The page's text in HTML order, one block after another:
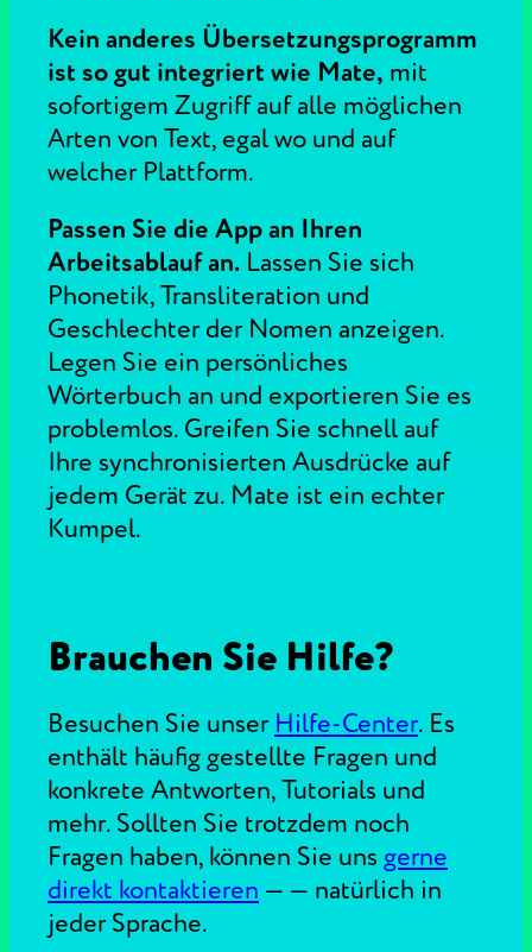
Kein anderes Übersetzungsprogramm
ist so gut integriert wie Mate, mit
sofortigem Zugriff auf alle möglichen
Arten von Text, egal wo und auf
welcher Plattform.
Passen Sie die App an Ihren
Arbeitsablauf an. Lassen Sie sich
Phonetik, Transliteration und
Geschlechter der Nomen anzeigen.
Legen Sie ein persönliches
Wörterbuch an und exportieren Sie es
problemlos. Greifen Sie schnell auf
Ihre synchronisierten Ausdrücke auf
jedem Gerät zu. Mate ist ein echter
Kumpel.
Brauchen Sie Hilfe?
Besuchen Sie unser Hilfe-Center. Es
enthält häufig gestellte Fragen und
konkrete Antworten, Tutorials und
mehr. Sollten Sie trotzdem noch
Fragen haben, können Sie uns gerne
direkt kontaktieren — — natürlich in
jeder Sprache.